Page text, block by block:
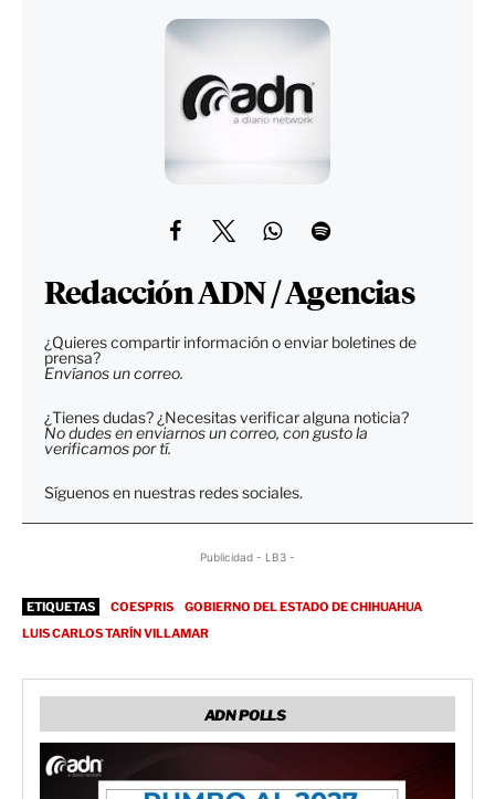
Redacción ADN / Agencias
¿Quieres compartir información o enviar boletines de
prensa?
Envíanos un correo.
¿Tienes dudas? ¿Necesitas verificar alguna noticia?
No dudes en enviarnos un correo, con gusto la
verificamos por tí.
Síguenos en nuestras redes sociales.
Publicidad - LB3 -
ETIQUETAS COESPRIS
GOBIERNO DEL ESTADO DE CHIHUAHUA
LUIS CARLOS TARÍN VILLAMAR
ADN POLLS